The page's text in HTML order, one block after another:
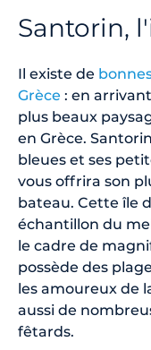
Santorin,
Il existe de
Grèce : en
plus beaux
en Grèce.
bleues et ses
vous offrira son
bateau. Cette île
échantillon du
le cadre de
possède des
les amoureux de
aussi de
fêtards.